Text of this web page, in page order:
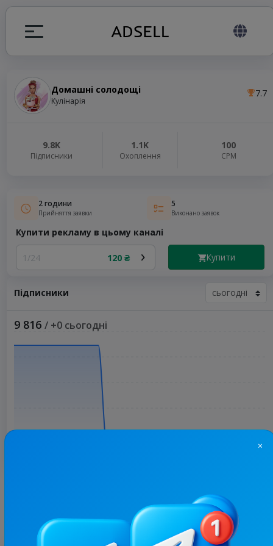
Домашні солодощі
Кулінарія
7.7
9.8K
Підписники
1.1K
Охоплення
100
СРМ
2 години
Прийняття заявки
5
Виконано заявок
Купити рекламу в цьому каналі
1/24 120 ₴ Купити
Підписники
9 816 / +0 сьогодні
×